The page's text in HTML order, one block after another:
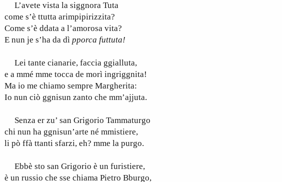
L’avete vista la siggnora Tuta
come s’è ttutta arimpipirizzita?
Come s’è ddata a l’amorosa vita?
E nun je s’ha da dì pporca futtuta!
Lei tante cianarie, faccia ggialluta,
e a mmé mme tocca de morì ingriggnita!
Ma io me chiamo sempre Margherita:
Io nun ciò ggnisun zanto che mm’ajjuta.
Senza er zu’ san Grigorio Tammaturgo
chi nun ha ggnisun’arte né mmistiere,
li pò ffà ttanti sfarzi, eh? mme la purgo.
Ebbè sto san Grigorio è un furistiere,
è un russio che sse chiama Pietro Bburgo,